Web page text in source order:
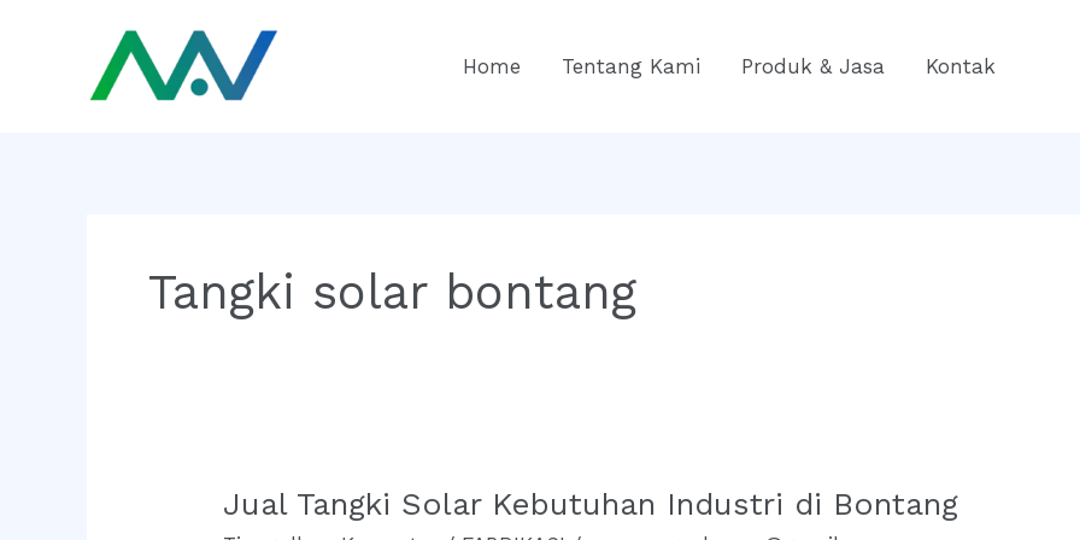
Home Tentang Kami Produk & Jasa Kontak
Tangki solar bontang
Jual Tangki Solar Kebutuhan Industri di Bontang
Jual
Tangki